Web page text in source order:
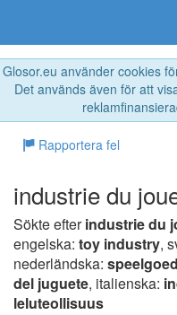
Glosor.eu använder cookies
Det används även för att
Rapportera fel
industrie du
Sökte efterindustrie du
engelska: toy industry,
nederländska:
del juguete, italienska:
leluteollisuus